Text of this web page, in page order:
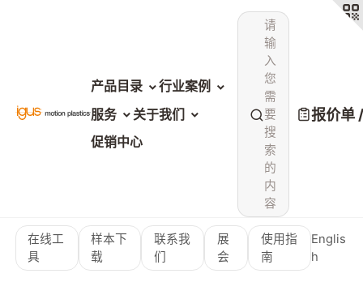
产品目录
行业案例
服务
关于我们
促销中心
请
输
入
您
需
要
搜
索
的
内
容
报价单
在线工
具
样本下
载
联系我
们
展
会
使用指
南
Englis
h